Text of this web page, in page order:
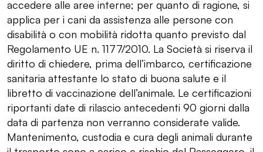
accedere alle aree interne; per quanto di ragione, si
applica per i cani da assistenza alle persone con
disabilità o con mobilità ridotta quanto previsto dal
Regolamento UE n. 1177/2010. La Società si riserva il
diritto di chiedere, prima dell’imbarco, certificazione
sanitaria attestante lo stato di buona salute e il
libretto di vaccinazione dell’animale. Le certificazioni
riportanti date di rilascio antecedenti 90 giorni dalla
data di partenza non verranno considerate valide.
Mantenimento, custodia e cura degli animali durante